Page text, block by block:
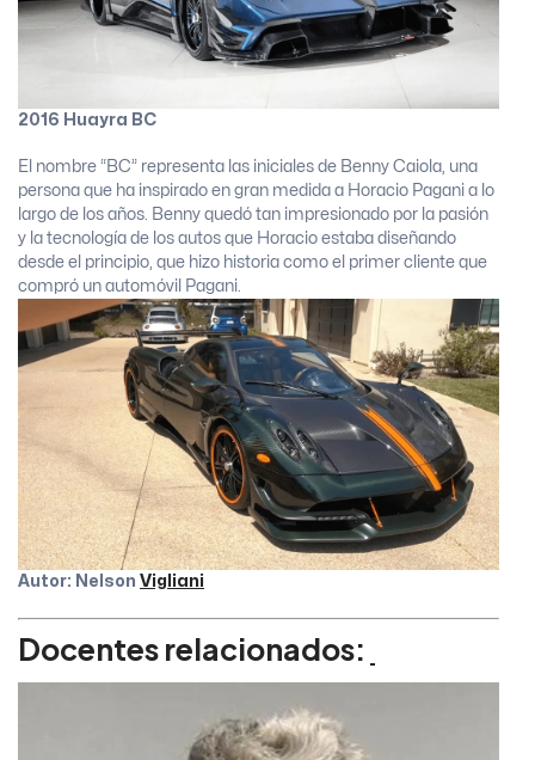
2016 Huayra BC
El nombre “BC” representa las iniciales de Benny Caiola, una
persona que ha inspirado en gran medida a Horacio Pagani a lo
largo de los años. Benny quedó tan impresionado por la pasión
y la tecnología de los autos que Horacio estaba diseñando
desde el principio, que hizo historia como el primer cliente que
compró un automóvil Pagani.
Autor: Nelson Vigliani
Docentes relacionados: